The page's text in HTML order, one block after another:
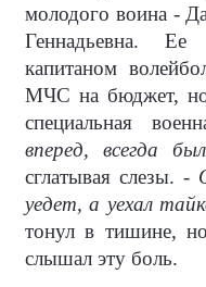
молодого воина -
Геннадьевна.
капитаном
МЧС на бюджет, но
специальная
вперед, всегда
сглатывая слезы. -
уедет, а уехал
тонул в тишине,
слышал эту боль.